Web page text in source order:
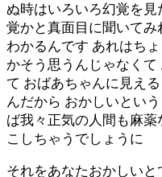
ぬ時はいろいろ幻覚を
覚かと真面目に聞いてみ
わかるんです あれはち
かそう思うんじゃなくて
て おばあちゃんに見え
んだから おかしいとい
ば我々正気の人間も麻
こしちゃうでしょうに
それをあなたおかしい